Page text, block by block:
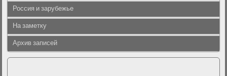
Россия и зарубежье
На заметку
Архив записей